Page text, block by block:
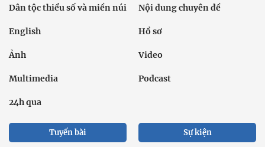
Dân tộc thiểu số và miền núi Nội dung chuyên đề
English Hồ sơ
Ảnh Video
Multimedia Podcast
24h qua
Tuyến bài Sự kiện